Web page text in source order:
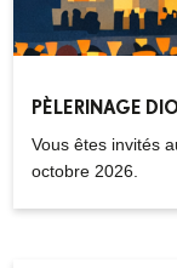
PÈLERINAGE
Vous êtes invités
octobre 2026.